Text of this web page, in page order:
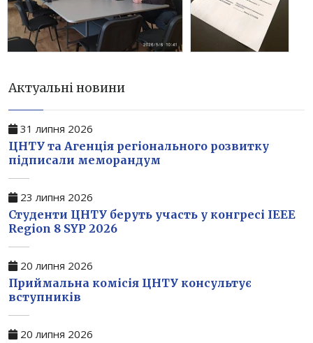
Актуальні новини
31 липня 2026
ЦНТУ та Агенція регіонального розвитку
підписали меморандум
23 липня 2026
Студенти ЦНТУ беруть участь у конгресі IEEE
Region 8 SYP 2026
20 липня 2026
Приймальна комісія ЦНТУ консультує
вступників
20 липня 2026